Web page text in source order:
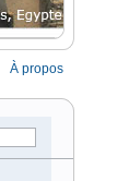
À propos